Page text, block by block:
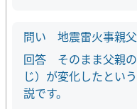
地震雷火事親
そのまま父親
じ）が変化したとい
説です。